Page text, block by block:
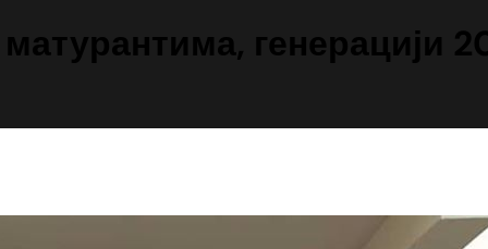
генерацији